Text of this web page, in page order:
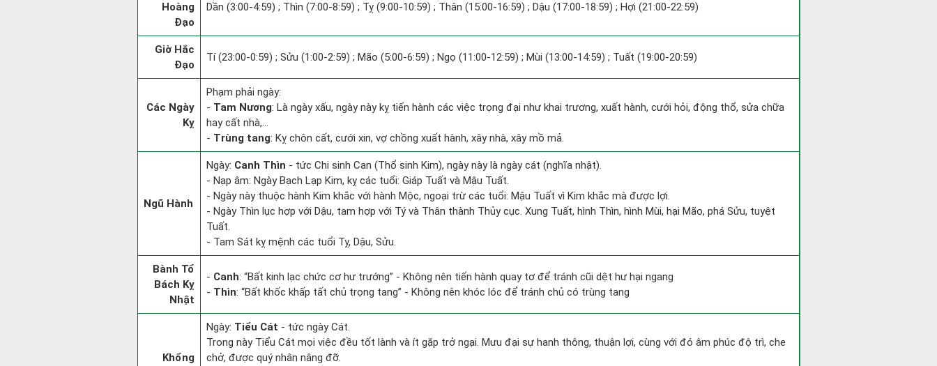
Hoàng
Đạo
Dần (3:00-4:59) ; Thìn (7:00-8:59) ; Tỵ (9:00-10:59) ; Thân (15:00-16:59) ; Dậu (17:00-18:59) ; Hợi (21:00-22:59)
Giờ Hắc
Đạo
Tí (23:00-0:59) ; Sửu (1:00-2:59) ; Mão (5:00-6:59) ; Ngọ (11:00-12:59) ; Mùi (13:00-14:59) ; Tuất (19:00-20:59)
Các Ngày
Kỵ
Phạm phải ngày:
- Tam Nương: Là ngày xấu, ngày này kỵ tiến hành các việc trọng đại như khai trương, xuất hành, cưới hỏi, động thổ, sửa chữa
hay cất nhà,...
- Trùng tang: Kỵ chôn cất, cưới xin, vợ chồng xuất hành, xây nhà, xây mồ mả.
Ngũ Hành
Ngày: Canh Thìn - tức Chi sinh Can (Thổ sinh Kim), ngày này là ngày cát (nghĩa nhật).
- Nạp âm: Ngày Bạch Lạp Kim, kỵ các tuổi: Giáp Tuất và Mậu Tuất.
- Ngày này thuộc hành Kim khắc với hành Mộc, ngoại trừ các tuổi: Mậu Tuất vì Kim khắc mà được lợi.
- Ngày Thìn lục hợp với Dậu, tam hợp với Tý và Thân thành Thủy cục. Xung Tuất, hình Thìn, hình Mùi, hại Mão, phá Sửu, tuyệt
Tuất.
- Tam Sát kỵ mệnh các tuổi Tỵ, Dậu, Sửu.
Bành Tổ
Bách Kỵ
Nhật
- Canh: “Bất kinh lạc chức cơ hư trướng” - Không nên tiến hành quay tơ để tránh cũi dệt hư hại ngang
- Thìn: “Bất khốc khấp tất chủ trọng tang” - Không nên khóc lóc để tránh chủ có trùng tang
Khổng
Ngày: Tiểu Cát - tức ngày Cát.
Trong này Tiểu Cát mọi việc đều tốt lành và ít gặp trở ngại. Mưu đại sự hanh thông, thuận lợi, cùng với đó âm phúc độ trì, che
chở, được quý nhân nâng đỡ.